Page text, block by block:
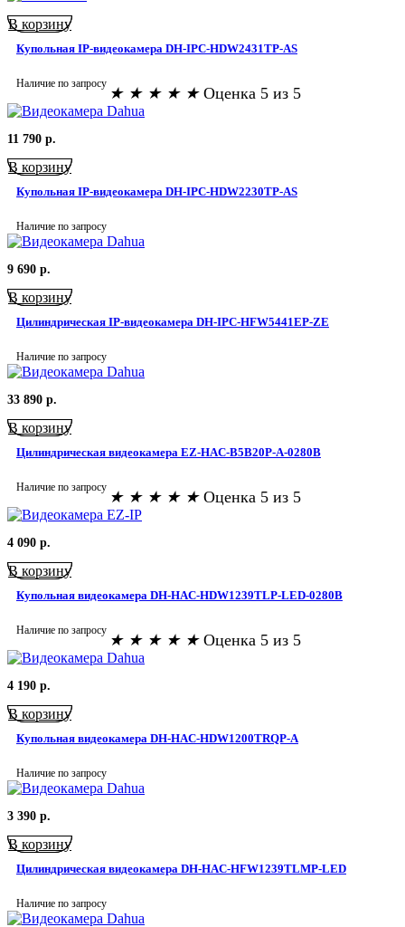
В корзину
Купольная IP-видеокамера DH-IPC-HDW2431TP-AS
Наличие по запросу
★ ★ ★ ★ ★ Оценка 5 из 5
11 790 р.
В корзину
Купольная IP-видеокамера DH-IPC-HDW2230TP-AS
Наличие по запросу
9 690 р.
В корзину
Цилиндрическая IP-видеокамера DH-IPC-HFW5441EP-ZE
Наличие по запросу
33 890 р.
В корзину
Цилиндрическая видеокамера EZ-HAC-B5B20P-A-0280B
Наличие по запросу
★ ★ ★ ★ ★ Оценка 5 из 5
4 090 р.
В корзину
Купольная видеокамера DH-HAC-HDW1239TLP-LED-0280B
Наличие по запросу
★ ★ ★ ★ ★ Оценка 5 из 5
4 190 р.
В корзину
Купольная видеокамера DH-HAC-HDW1200TRQP-A
Наличие по запросу
3 390 р.
В корзину
Цилиндрическая видеокамера DH-HAC-HFW1239TLMP-LED
Наличие по запросу